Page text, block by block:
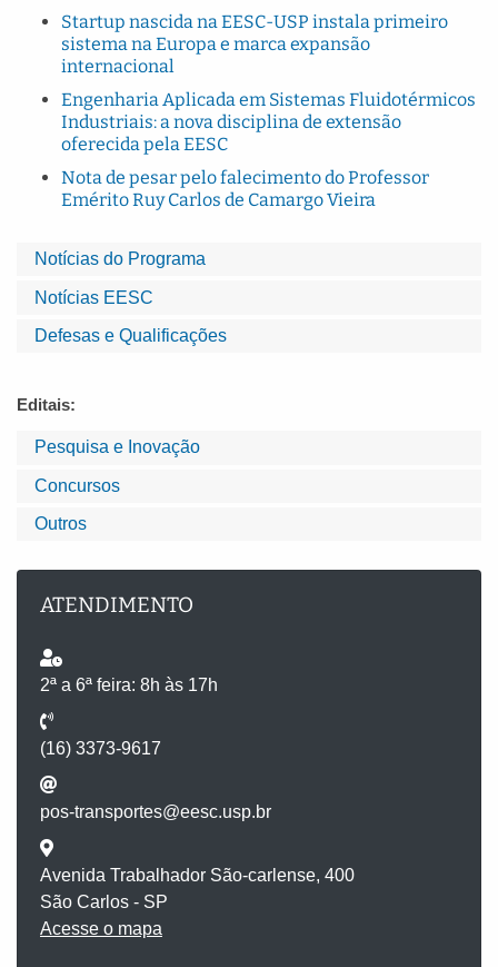
Notícias do Programa
Notícias EESC
Defesas e Qualificações
Editais:
Pesquisa e Inovação
Concursos
Outros
ATENDIMENTO
2ª a 6ª feira: 8h às 17h
(16) 3373-9617
pos-transportes@eesc.usp.br
Avenida Trabalhador São-carlense, 400
São Carlos - SP
Acesse o mapa
Startup nascida na EESC-USP instala primeiro
sistema na Europa e marca expansão
internacional
Engenharia Aplicada em Sistemas Fluidotérmicos
Industriais: a nova disciplina de extensão
oferecida pela EESC
Nota de pesar pelo falecimento do Professor
Emérito Ruy Carlos de Camargo Vieira